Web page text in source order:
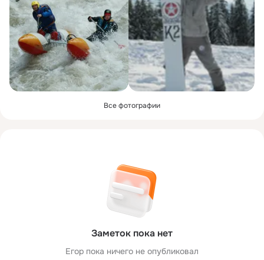
Все фотографии
Заметок пока нет
Егор пока ничего не опубликовал